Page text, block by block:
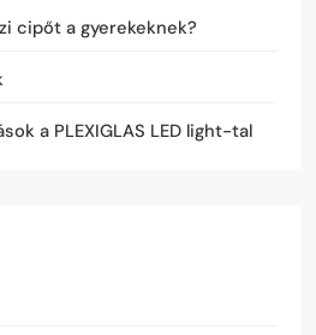
cipőt a gyerekeknek?
a PLEXIGLAS LED light-tal